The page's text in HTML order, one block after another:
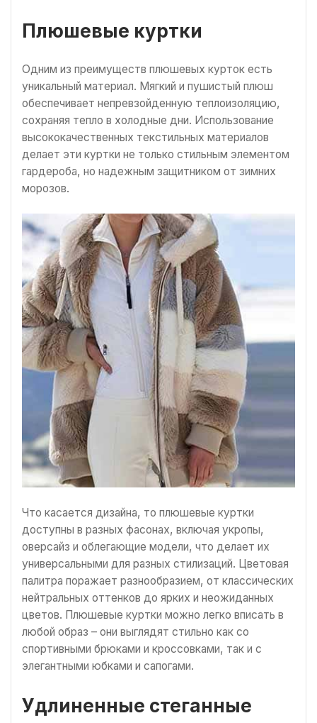
Плюшевые куртки
Одним из преимуществ плюшевых курток есть
уникальный материал. Мягкий и пушистый плюш
обеспечивает непревзойденную теплоизоляцию,
сохраняя тепло в холодные дни. Использование
высококачественных текстильных материалов
делает эти куртки не только стильным элементом
гардероба, но надежным защитником от зимних
морозов.
Что касается дизайна, то плюшевые куртки
доступны в разных фасонах, включая укропы,
оверсайз и облегающие модели, что делает их
универсальными для разных стилизаций. Цветовая
палитра поражает разнообразием, от классических
нейтральных оттенков до ярких и неожиданных
цветов. Плюшевые куртки можно легко вписать в
любой образ – они выглядят стильно как со
спортивными брюками и кроссовками, так и с
элегантными юбками и сапогами.
Удлиненные стеганные